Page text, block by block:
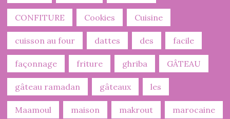
CONFITURE Cookies Cuisine
cuisson au four dattes des facile
façonnage friture ghriba GÂTEAU
gâteau ramadan gâteaux les
Maamoul maison makrout marocaine